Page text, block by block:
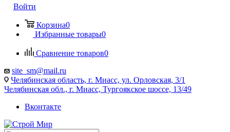
Войти
Корзина0
Избранные товары0
Сравнение товаров0
site_sm@mail.ru
Челябинская область, г. Миасс, ул. Орловская, 3/1
Челябинская обл., г. Миасс, Тургоякское шоссе, 13/49
Вконтакте